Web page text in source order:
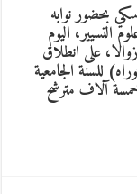
خالد رواسكي بحضور نوابه
التسيير، اليوم
السبت 15 فيفري 2025، على الساعة 13:00 زوالا، على انطلاق
للسنة الجامعية
خمسة آلاف مترشح